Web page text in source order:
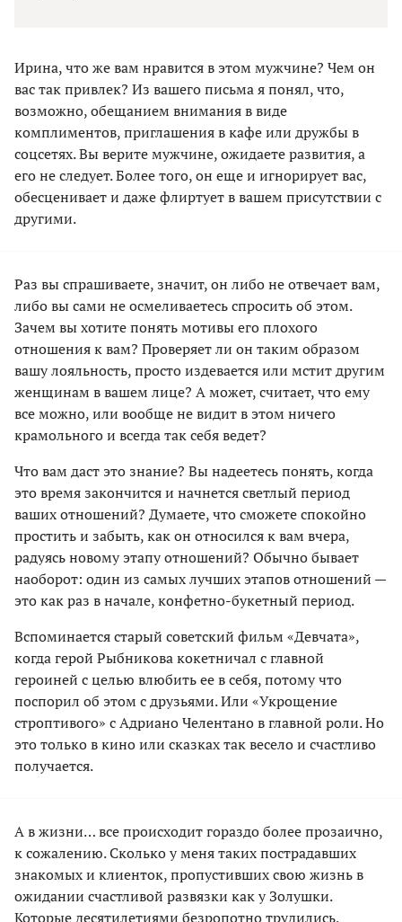
Ирина, что же вам нравится в этом мужчине? Чем он
вас так привлек? Из вашего письма я понял, что,
возможно, обещанием внимания в виде
комплиментов, приглашения в кафе или дружбы в
соцсетях. Вы верите мужчине, ожидаете развития, а
его не следует. Более того, он еще и игнорирует вас,
обесценивает и даже флиртует в вашем присутствии с
другими.
Раз вы спрашиваете, значит, он либо не отвечает вам,
либо вы сами не осмеливаетесь спросить об этом.
Зачем вы хотите понять мотивы его плохого
отношения к вам? Проверяет ли он таким образом
вашу лояльность, просто издевается или мстит другим
женщинам в вашем лице? А может, считает, что ему
все можно, или вообще не видит в этом ничего
крамольного и всегда так себя ведет?
Что вам даст это знание? Вы надеетесь понять, когда
это время закончится и начнется светлый период
ваших отношений? Думаете, что сможете спокойно
простить и забыть, как он относился к вам вчера,
радуясь новому этапу отношений? Обычно бывает
наоборот: один из самых лучших этапов отношений —
это как раз в начале, конфетно-букетный период.
Вспоминается старый советский фильм «Девчата»,
когда герой Рыбникова кокетничал с главной
героиней с целью влюбить ее в себя, потому что
поспорил об этом с друзьями. Или «Укрощение
строптивого» с Адриано Челентано в главной роли. Но
это только в кино или сказках так весело и счастливо
получается.
А в жизни… все происходит гораздо более прозаично,
к сожалению. Сколько у меня таких пострадавших
знакомых и клиенток, пропустивших свою жизнь в
ожидании счастливой развязки как у Золушки.
Которые десятилетиями безропотно трудились,